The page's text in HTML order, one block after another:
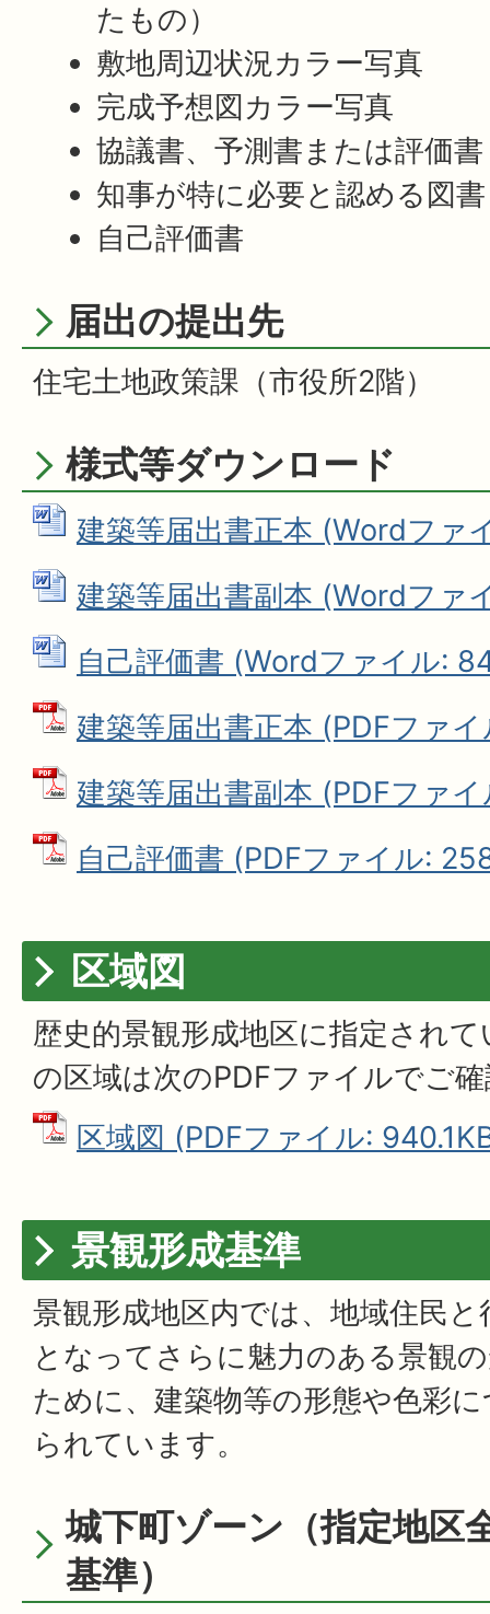
たもの）
敷地周辺状況カラー写真
完成予想図カラー写真
協議書、予測書または評価書
知事が特に必要と認める図書
自己評価書
届出の提出先
住宅土地政策課（市役所2階）
様式等ダウンロード
建築等届出書正本 (Wordファ
建築等届出書副本 (Wordファ
自己評価書 (Wordファイル:
建築等届出書正本 (PDFファ
建築等届出書副本 (PDFファ
自己評価書 (PDFファイル:
区域図
歴史的景観形成地区に指定され
の区域は次のPDFファイルでご
区域図 (PDFファイル:
景観形成基準
景観形成地区内では、地域住民
となってさらに魅力のある景観
ために、建築物等の形態や色彩
られています。
城下町ゾーン（指定地区
基準）